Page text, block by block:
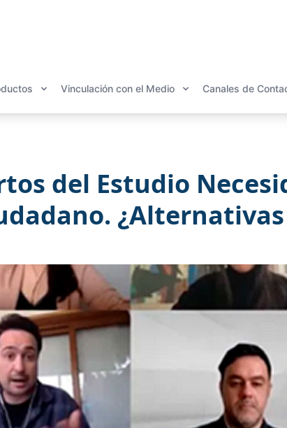
Vinculación con el Medio Canales de
del Estudio
¿Alternativas